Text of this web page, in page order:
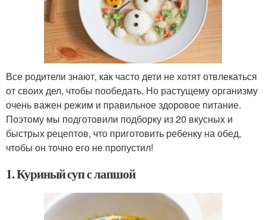
Все родители знают, как часто дети не хотят отвлекаться
от своих дел, чтобы пообедать. Но растущему организму
очень важен режим и правильное здоровое питание.
Поэтому мы подготовили подборку из 20 вкусных и
быстрых рецептов, что приготовить ребенку на обед,
чтобы он точно его не пропустил!
1. Куриный суп с лапшой